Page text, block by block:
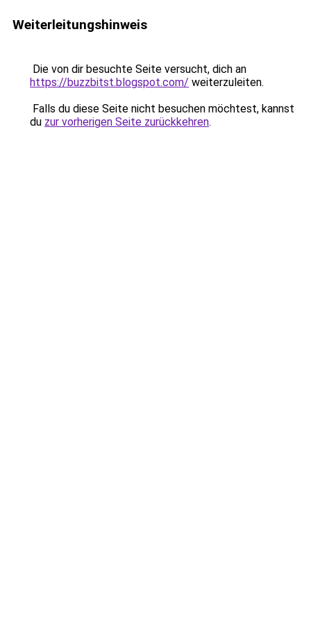
Weiterleitungshinweis
Die von dir besuchte Seite versucht, dich an
https://buzzbitst.blogspot.com/ weiterzuleiten.
Falls du diese Seite nicht besuchen möchtest, kannst
du zur vorherigen Seite zurückkehren.